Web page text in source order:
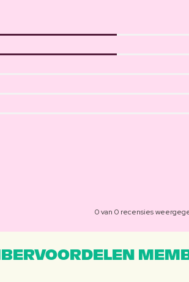
0 van 0 recensies